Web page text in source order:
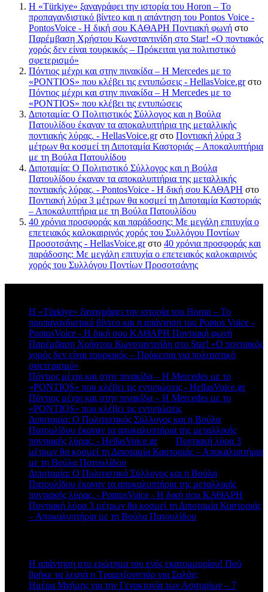
Η «Türkiye» ξαναγράφει την ιστορία του Horon – Το
προπαγανδιστικό βίντεο και η απάντηση του Pontos Voice -
PontosVoice - H δική σου ΚΑΘΑΡΗ Ποντιακή φωνή στο
Παρέμβαση Χρήστου Κωνσταντινίδη στο Star! «Ο ποντιακός
χορός δεν είναι τουρκικός – Πρόκειται για πολιτιστικό
σφετερισμό»
Πόντιος μέχρι και στην πινακίδα – Η Mercedes με το
«PONTIOS» που κλέβει τις εντυπώσεις - HellasVoice.grστο
Πόντιος μέχρι και στην πινακίδα – Η Mercedes με το
«PONTIOS» που κλέβει τις εντυπώσεις
Διποταμία: Ο Πολιτιστικός Σύλλογος και η Βούλα
Πατουλίδου έκαναν τα αποκαλυπτήρια της μεταλλικής
ποντιακής λύρας. - HellasVoice.grστο Ποντιακή λύρα 3
μέτρων θα κοσμεί τη Διποταμία Καστοριάς – Αποκαλυπτήρια
με τη Βούλα Πατουλίδου
Διποταμία: Ο Πολιτιστικό Σύλλογος και η Βούλα
Πατουλίδου έκαναν τα αποκαλυπτήρια της μεταλλικής
ποντιακής λύρας. - PontosVoice - H δική σου ΚΑΘΑΡΗ στο
Ποντιακή λύρα 3 μέτρων θα κοσμεί τη Διποταμία Καστοριάς
– Αποκαλυπτήρια με τη Βούλα Πατουλίδου
40 χρόνια προσφοράς και παράδοσης: Με μεγάλη επιτυχία ο
επετειακός καλοκαιρινός χορός του Συλλόγου Ποντίων
Προσοτσάνης - HellasVoice.grστο 40 χρόνια προσφοράς και
παράδοσης: Με μεγάλη επιτυχία ο επετειακός καλοκαιρινός
χορός του Συλλόγου Ποντίων Προσοτσάνης
Η «Türkiye» ξαναγράφει την ιστορία του Horon – Το
προπαγανδιστικό βίντεο και η απάντηση του Pontos Voice -
PontosVoice - H δική σου ΚΑΘΑΡΗ Ποντιακή φωνή
Παρέμβαση Χρήστου Κωνσταντινίδη στο Star! «Ο ποντιακός
χορός δεν είναι τουρκικός – Πρόκειται για πολιτιστικό
σφετερισμό»
Πόντιος μέχρι και στην πινακίδα – Η Mercedes με το
«PONTIOS» που κλέβει τις εντυπώσεις - HellasVoice.grστο
Πόντιος μέχρι και στην πινακίδα – Η Mercedes με το
«PONTIOS» που κλέβει τις εντυπώσεις
Διποταμία: Ο Πολιτιστικός Σύλλογος και η Βούλα
Πατουλίδου έκαναν τα αποκαλυπτήρια της μεταλλικής
ποντιακής λύρας. - HellasVoice.grστο Ποντιακή λύρα 3
μέτρων θα κοσμεί τη Διποταμία Καστοριάς – Αποκαλυπτήρια
με τη Βούλα Πατουλίδου
Διποταμία: Ο Πολιτιστικό Σύλλογος και η Βούλα
Πατουλίδου έκαναν τα αποκαλυπτήρια της μεταλλικής
ποντιακής λύρας. - PontosVoice - H δική σου ΚΑΘΑΡΗ
Ποντιακή λύρα 3 μέτρων θα κοσμεί τη Διποταμία Καστοριάς
– Αποκαλυπτήρια με τη Βούλα Πατουλίδου
Η απάντηση στο ερώτημα του ενός εκατομμυρίου! Πού
βρήκε τα λεφτά η Τραμπζονσπόρ για Σαλάχ;
Ημέρα Μνήμης για την Γενοκτονία των Ασσυρίων – 7